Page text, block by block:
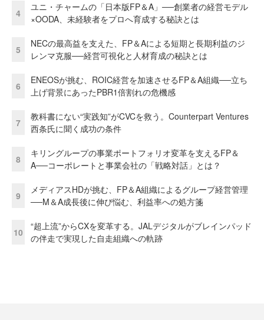
4
ユニ・チャームの「日本版FP＆A」──創業者の経営モデル
×OODA、未経験者をプロへ育成する秘訣とは
5
NECの最高益を支えた、FP＆Aによる短期と長期利益のジ
レンマ克服──経営可視化と人材育成の秘訣とは
6
ENEOSが挑む、ROIC経営を加速させるFP＆A組織──立ち
上げ背景にあったPBR1倍割れの危機感
7
教科書にない“実践知”がCVCを救う。Counterpart Ventures
西条氏に聞く成功の条件
8
キリングループの事業ポートフォリオ変革を支えるFP＆
A──コーポレートと事業会社の「戦略対話」とは？
9
メディアスHDが挑む、FP＆A組織によるグループ経営管理
──M＆A成長後に伸び悩む、利益率への処方箋
10
“超上流”からCXを変革する。JALデジタルがブレインパッド
の伴走で実現した自走組織への軌跡